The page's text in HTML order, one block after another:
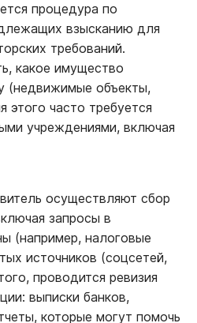
процедура по
взысканию для
требований.
какое имущество
(недвижимые объекты,
часто требуется
учреждениями, включая
осуществляют сбор
запросы в
(например, налоговые
источников (соцсетей,
проводится ревизия
выписки банков,
которые могут помочь